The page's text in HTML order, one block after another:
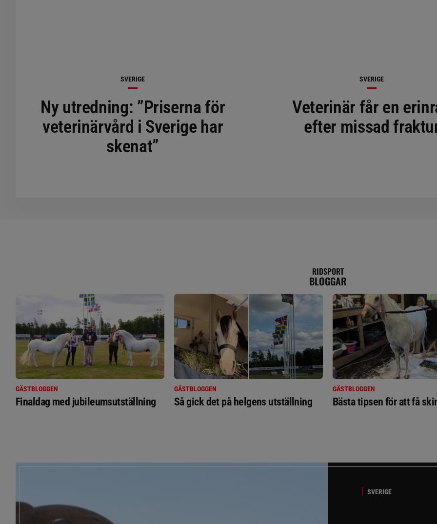
SVERIGE
Ny utredning: ”Priserna för
veterinärvård i Sverige har
skenat”
SVERIGE
Veterinär får en
efter missad
RIDSPORT
BLOGGAR
GÄSTBLOGGEN
Finaldag med jubileumsutställning
GÄSTBLOGGEN
Så gick det på helgens utställning
GÄSTBLOGGEN
Bästa tipsen för att få
SVERIGE